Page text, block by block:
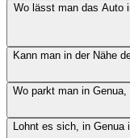
Wo lässt man das Auto
Kann man in der Nähe
Wo parkt man in
Lohnt es sich, in